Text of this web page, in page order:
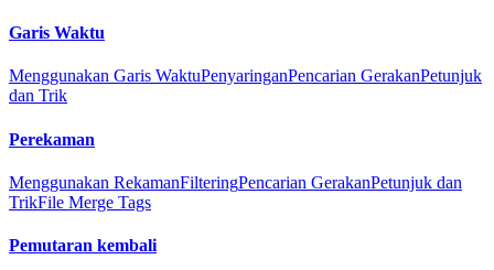
Garis Waktu
Menggunakan Garis WaktuPenyaringanPencarian GerakanPetunjuk
dan Trik
Perekaman
Menggunakan RekamanFilteringPencarian GerakanPetunjuk dan
TrikFile Merge Tags
Pemutaran kembali